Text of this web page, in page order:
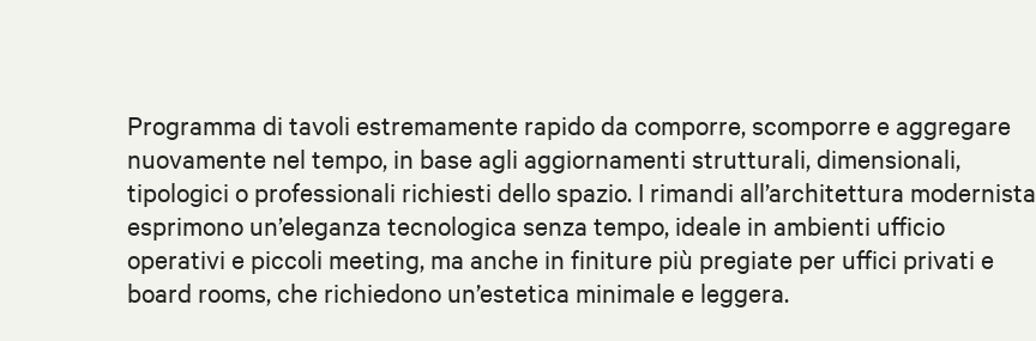
Programma di tavoli estremamente rapido da comporre, scomporre e aggregare
nuovamente nel tempo, in base agli aggiornamenti strutturali, dimensionali,
tipologici o professionali richiesti dello spazio. I rimandi all’architettura modernista
esprimono un’eleganza tecnologica senza tempo, ideale in ambienti ufficio
operativi e piccoli meeting, ma anche in finiture più pregiate per uffici privati e
board rooms, che richiedono un’estetica minimale e leggera.